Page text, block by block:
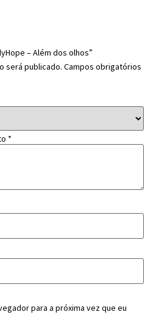
– Além dos olhos”
será publicado. Campos obrigatórios
*
para a próxima vez que eu